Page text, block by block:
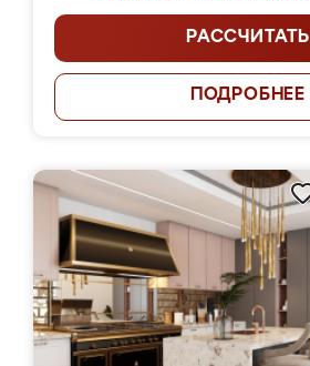
РАССЧИТАТЬ
ПОДРОБНЕЕ